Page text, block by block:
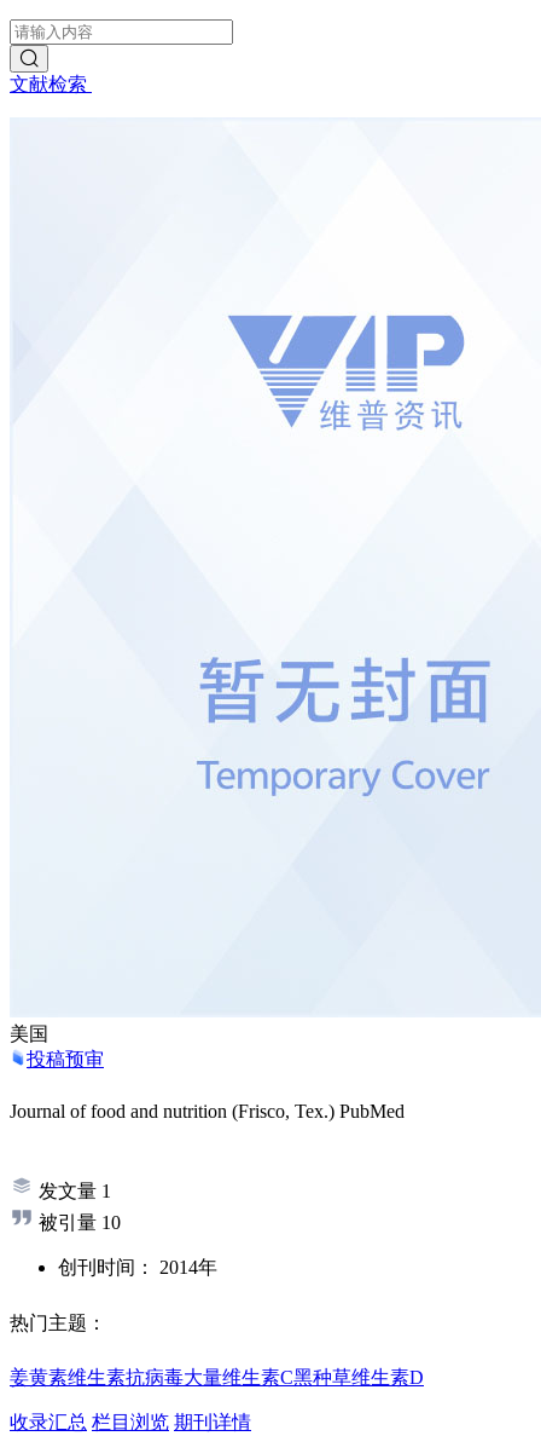
文献检索
美国
投稿预审
Journal of food and nutrition (Frisco, Tex.) PubMed
发文量 1
被引量 10
创刊时间： 2014年
热门主题：
姜黄素维生素抗病毒大量维生素C黑种草维生素D
收录汇总 栏目浏览 期刊详情